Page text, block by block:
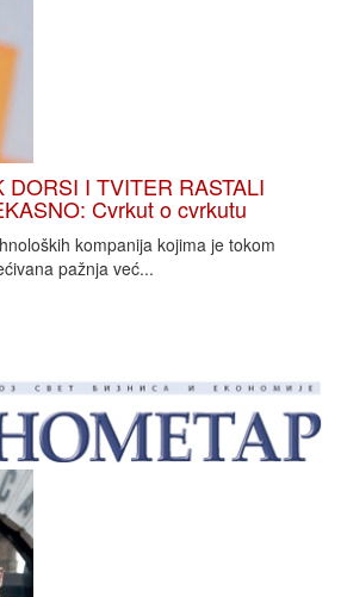
DORSI I TVITER RASTALI
Cvrkut o cvrkutu
kompanija kojima je tokom
pažnja već...